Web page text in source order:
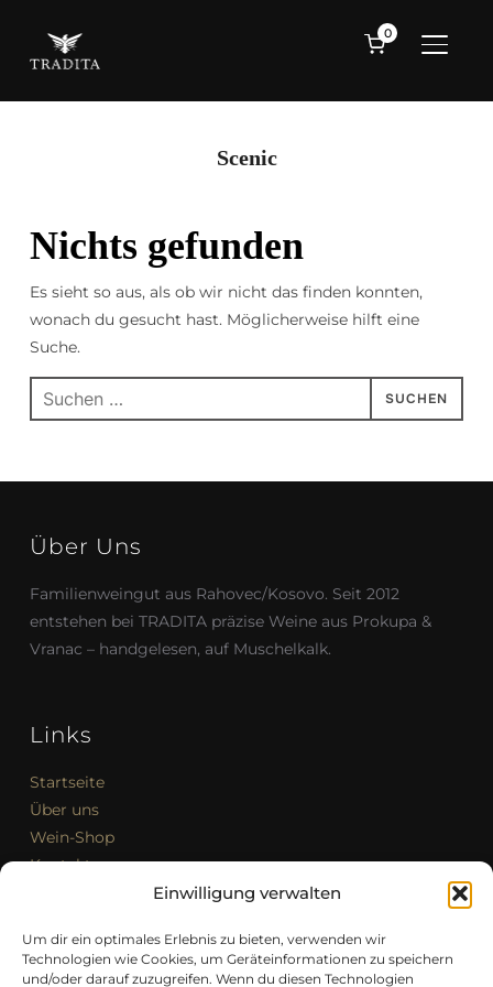
Einwilligung verwalten
Um dir ein optimales Erlebnis zu bieten, verwenden wir
Technologien wie Cookies, um Geräteinformationen zu speichern
und/oder darauf zuzugreifen. Wenn du diesen Technologien
0
Scenic
Nichts gefunden
Es sieht so aus, als ob wir nicht das finden konnten,
wonach du gesucht hast. Möglicherweise hilft eine
Suche.
Suche
nach:
Über Uns
Familienweingut aus Rahovec/Kosovo. Seit 2012
entstehen bei TRADITA präzise Weine aus Prokupa &
Vranac – handgelesen, auf Muschelkalk.
Links
Startseite
Über uns
Wein-Shop
Kontakt
Cookie-Richtlinie (EU)